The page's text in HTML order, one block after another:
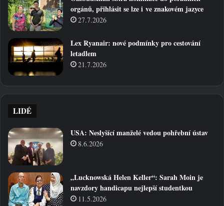
orgánů, přihlásit se lze i ve znakovém jazyce
27.7.2026
Lex Ryanair: nové podmínky pro cestování
letadlem
21.7.2026
LIDÉ
USA: Neslyšící manželé vedou pohřební ústav
8.6.2026
„Lucknowská Helen Keller“: Sarah Moin je
navzdory handicapu nejlepší studentkou
11.5.2026